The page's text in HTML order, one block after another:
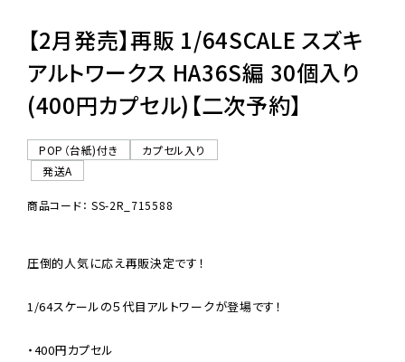
【2月発売】再販 1/64SCALE スズキ
アルトワークス HA36S編 30個入り
(400円カプセル)【二次予約】
POP（台紙)付き
カプセル入り
発送A
商品コード： SS-2R_715588
圧倒的人気に応え再販決定です！
1/64スケールの５代目アルトワークが登場です！
・400円カプセル